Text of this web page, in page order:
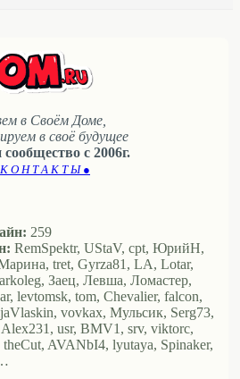
в Своём Доме,
в своё будущее
с 2006г.
О Н Т А К Т Ы ●
259
RemSpektr, UStaV, cpt, ЮрийН,
tret, Gyrza81, LA, Lotar,
Заец, Левша, Ломастер,
levtomsk, tom, Chevalier, falcon,
vovkax, Мульсик, Serg73,
usr, BMV1, srv, viktorc,
AVANbI4, lyutaya, Spinaker,